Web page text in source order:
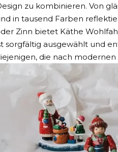
zu kombinieren. Von
in tausend Farben
Zinn bietet Käthe
sorgfältig ausgewählt und
die nach